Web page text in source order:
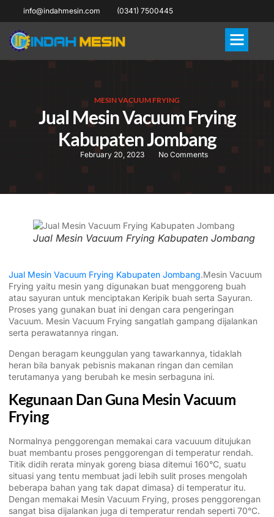
info@indahmesin.com (0341) 7500445
MESIN VACUUM FRYING
Jual Mesin Vacuum Frying
Kabupaten Jombang
February 20, 2023 No Comments
Jual Mesin Vacuum Frying Kabupaten Jombang
Jual Mesin Vacuum Frying Kabupaten Jombang.Mesin Vacuum
Frying yaitu mesin yang digunakan buat menggoreng buah
atau sayuran untuk menciptakan Keripik buah serta Sayuran.
Proses yang gunakan buat ini dengan cara pengeringan
Vacuum. Mesin Vacuum Frying sangatlah gampang dijalankan
serta perawatannya ringan.
Dengan beragam keunggulan yang tawarkannya, tidaklah
heran bila banyak pebisnis makanan ringan dan cemilan
terutamanya yang berubah ke mesin serbaguna ini.
Kegunaan Dan Guna Mesin Vacuum
Frying
Normalnya penggorengan memakai cara vacuuum ditujukan
buat membantu proses penggorengan di temperatur rendah.
Titik didih rerata minyak goreng biasa ditemui 160°C, suatu
situasi yang tentu membuat jadi lebih sulit proses mengolah
beberapa bahan yang tak dapat dimasa} di temperatur itu.
Dengan memakai Mesin Vacuum Frying, proses penggorengan
sangat bisa dijalankan juga di temperatur rendah seperti 70°C.